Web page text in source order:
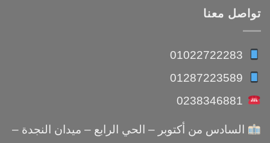
تواصل معنا
01022722283
01287223589
0238346881
السادس من أكتوبر – الحي الرابع – ميدان النجدة –